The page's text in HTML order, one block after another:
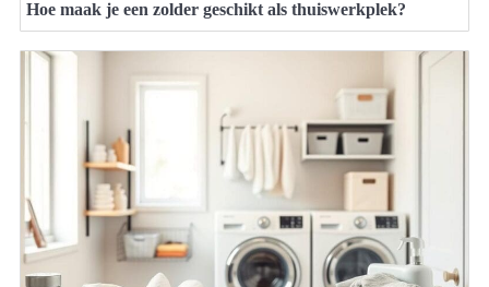
Hoe maak je een zolder geschikt als thuiswerkplek?